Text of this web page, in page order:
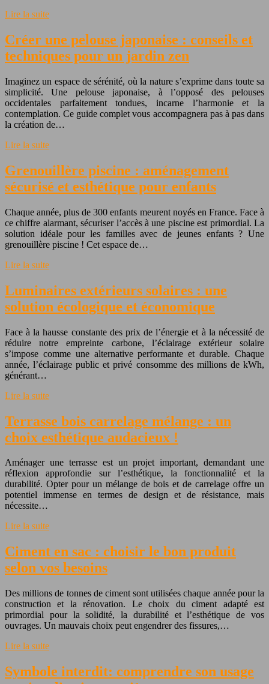
Lire la suite
Créer une pelouse japonaise : conseils et
techniques pour un jardin zen
Imaginez un espace de sérénité, où la nature s’exprime dans toute sa
simplicité. Une pelouse japonaise, à l’opposé des pelouses
occidentales parfaitement tondues, incarne l’harmonie et la
contemplation. Ce guide complet vous accompagnera pas à pas dans
la création de…
Lire la suite
Grenouillère piscine : aménagement
sécurisé et esthétique pour enfants
Chaque année, plus de 300 enfants meurent noyés en France. Face à
ce chiffre alarmant, sécuriser l’accès à une piscine est primordial. La
solution idéale pour les familles avec de jeunes enfants ? Une
grenouillère piscine ! Cet espace de…
Lire la suite
Luminaires extérieurs solaires : une
solution écologique et économique
Face à la hausse constante des prix de l’énergie et à la nécessité de
réduire notre empreinte carbone, l’éclairage extérieur solaire
s’impose comme une alternative performante et durable. Chaque
année, l’éclairage public et privé consomme des millions de kWh,
générant…
Lire la suite
Terrasse bois carrelage mélange : un
choix esthétique audacieux !
Aménager une terrasse est un projet important, demandant une
réflexion approfondie sur l’esthétique, la fonctionnalité et la
durabilité. Opter pour un mélange de bois et de carrelage offre un
potentiel immense en termes de design et de résistance, mais
nécessite…
Lire la suite
Ciment en sac : choisir le bon produit
selon vos besoins
Des millions de tonnes de ciment sont utilisées chaque année pour la
construction et la rénovation. Le choix du ciment adapté est
primordial pour la solidité, la durabilité et l’esthétique de vos
ouvrages. Un mauvais choix peut engendrer des fissures,…
Lire la suite
Symbole interdit: comprendre son usage